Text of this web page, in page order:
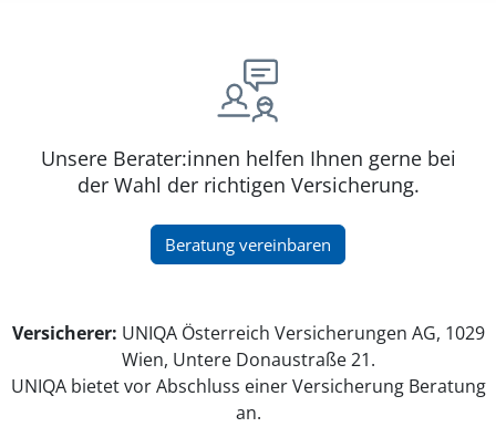
Unsere Berater:innen helfen Ihnen gerne bei
der Wahl der richtigen Versicherung.
Beratung vereinbaren
(öffnet in neuem Fenster)
Versicherer: UNIQA Österreich Versicherungen AG, 1029
Wien, Untere Donaustraße 21.
UNIQA bietet vor Abschluss einer Versicherung Beratung
an.